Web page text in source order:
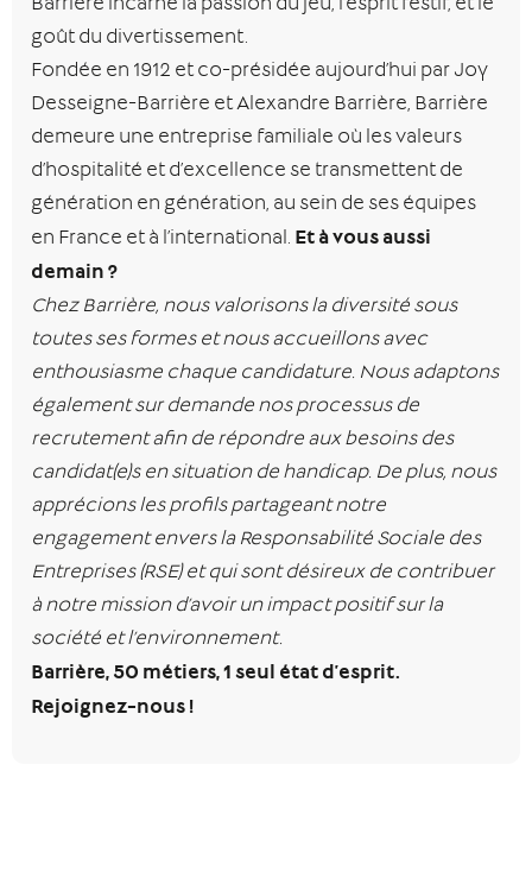
Barrière incarne la passion du jeu, l’esprit festif, et le
goût du divertissement.
Fondée en 1912 et co-présidée aujourd’hui par Joy
Desseigne-Barrière et Alexandre Barrière, Barrière
demeure une entreprise familiale où les valeurs
d’hospitalité et d’excellence se transmettent de
génération en génération, au sein de ses équipes
en France et à l’international. Et à vous aussi
demain ?
Chez Barrière, nous valorisons la diversité sous
toutes ses formes et nous accueillons avec
enthousiasme chaque candidature. Nous adaptons
également sur demande nos processus de
recrutement afin de répondre aux besoins des
candidat(e)s en situation de handicap. De plus, nous
apprécions les profils partageant notre
engagement envers la Responsabilité Sociale des
Entreprises (RSE) et qui sont désireux de contribuer
à notre mission d’avoir un impact positif sur la
société et l’environnement.
Barrière, 50 métiers, 1 seul état d’esprit.
Rejoignez-nous !